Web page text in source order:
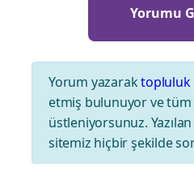
Yorum yazaraktopluluk
etmiş bulunuyor ve
üstleniyorsunuz.
sitemiz hiçbir şekilde